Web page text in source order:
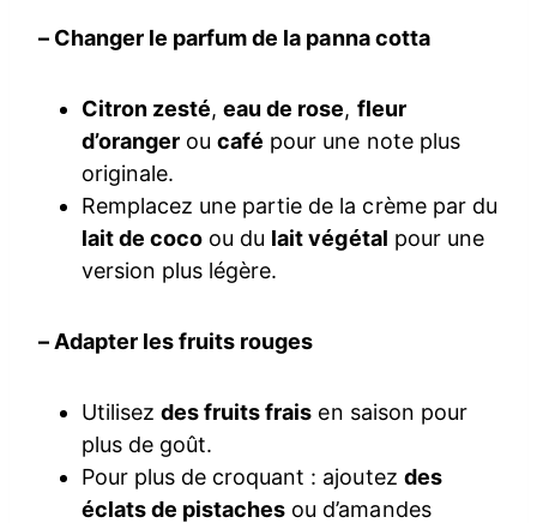
– Changer le parfum de la panna cotta
Citron zesté,eau de rose, fleur
d’oranger oucafé pour une note plus
originale.
Remplacez une partie de la crème par du
lait de coco ou du lait végétal pour une
version plus légère.
– Adapter les fruits rouges
Utilisezdes fruits frais en saison pour
plus de goût.
Pour plus de croquant : ajoutez des
éclats de pistaches ou d’amandes